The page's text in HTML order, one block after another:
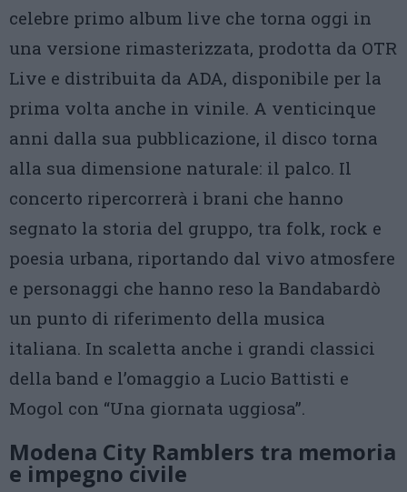
celebre primo album live che torna oggi in
una versione rimasterizzata, prodotta da OTR
Live e distribuita da ADA, disponibile per la
prima volta anche in vinile. A venticinque
anni dalla sua pubblicazione, il disco torna
alla sua dimensione naturale: il palco. Il
concerto ripercorrerà i brani che hanno
segnato la storia del gruppo, tra folk, rock e
poesia urbana, riportando dal vivo atmosfere
e personaggi che hanno reso la Bandabardò
un punto di riferimento della musica
italiana. In scaletta anche i grandi classici
della band e l’omaggio a Lucio Battisti e
Mogol con “Una giornata uggiosa”.
Modena City Ramblers tra memoria
e impegno civile